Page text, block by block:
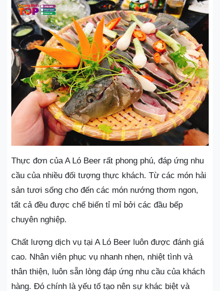
Thực đơn của A Ló Beer rất phong phú, đáp ứng nhu
cầu của nhiều đối tượng thực khách. Từ các món hải
sản tươi sống cho đến các món nướng thơm ngon,
tất cả đều được chế biến tỉ mỉ bởi các đầu bếp
chuyên nghiệp.
Chất lượng dịch vụ tại A Ló Beer luôn được đánh giá
cao. Nhân viên phục vụ nhanh nhẹn, nhiệt tình và
thân thiện, luôn sẵn lòng đáp ứng nhu cầu của khách
hàng. Đó chính là yếu tố tạo nên sự khác biệt và